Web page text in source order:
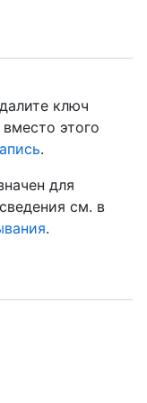
ключ
этого
.
для
см. в
.